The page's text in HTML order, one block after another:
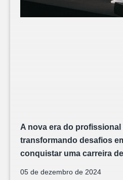
A nova era do
transformando desafios
conquistar uma carreira
05 de dezembro de 2024